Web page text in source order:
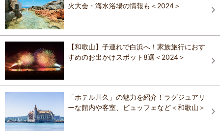
火大会・海水浴場の情報も＜2024＞
【和歌山】子連れで白浜へ！家族旅行におす
すめのお出かけスポット8選＜2024＞
「ホテル川久」の魅力を紹介！ラグジュアリ
ーな館内や客室、ビュッフェなど＜和歌山＞